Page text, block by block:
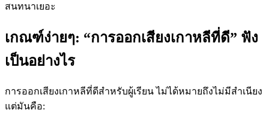
สนทนาเยอะ
เกณฑ์ง่ายๆ: “การออกเสียงเกาหลีที่ดี” ฟัง
เป็นอย่างไร
การออกเสียงเกาหลีที่ดีสำหรับผู้เรียน ไม่ได้หมายถึงไม่มีสำเนียง
แต่มันคือ: